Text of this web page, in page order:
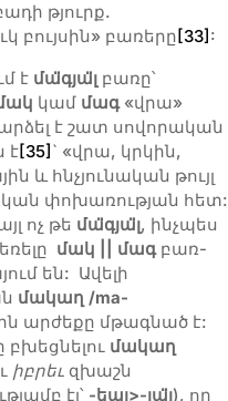
թյուրք.
բույսին» բառերը [33] :
է մագյալ բառը՝
կամ մագ«վրա»
է շատ սովորական
է[35] ` «վրա, կրկին,
և հնչյունական թույլ
փոխառության հետ:
ոչ թե մագյալ, ինչպես
մակ || մագբառ-
են: Ավելի
մակաղ /ma-
արժեքը մթագնած է:
բխեցնելու մակաղ
իբրեւ զխաշն
էլ՝ -եալ>-յալ), որ